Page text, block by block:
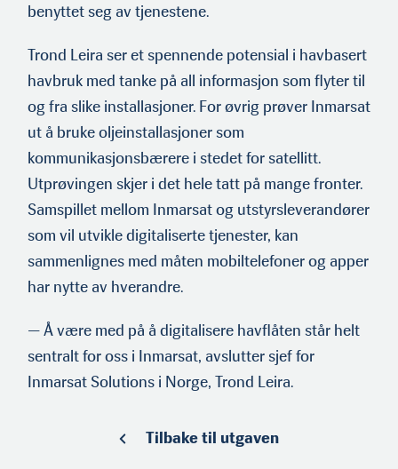
benyttet seg av tjenestene.
Trond Leira ser et spennende potensial i havbasert
havbruk med tanke på all informasjon som flyter til
og fra slike installas­joner. For øvrig prøver Inmarsat
ut å bruke oljeinstallasjoner som
kommunikasjonsbærere i stedet for satellitt.
Utprøvingen skjer i det hele tatt på mange fronter.
Samspillet mellom Inmar­sat og utstyrsleverandører
som vil utvikle digitaliserte tje­nester, kan
sammenlignes med måten mobiltelefoner og apper
har nytte av hverandre.
— Å være med på å digitalisere havflåten står helt
sentralt for oss i Inmarsat, avslutter sjef for
Inmarsat Solutions i Norge, Trond Leira.
Tilbake til utgaven